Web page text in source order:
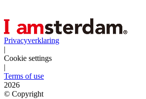
Privacyverklaring
|
Cookie settings
|
Terms of use
2026
© Copyright